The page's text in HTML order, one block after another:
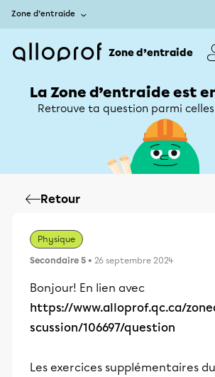
Zone d’entraide
Zone d’entraide
La Zone d’entraide est
Retrouve ta question parmi celles
Retour
Physique
Secondaire 5 • 26 septembre 2024
Bonjour! En lien avec
https://www.alloprof.qc.ca/
scussion/106697/question
Les exercices supplémentaires